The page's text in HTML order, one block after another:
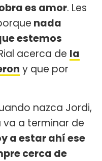
es amor. Les
nada
estemos
acerca de la
y que por
nazca Jordi,
va a terminar de
a estar ahí ese
cerca de